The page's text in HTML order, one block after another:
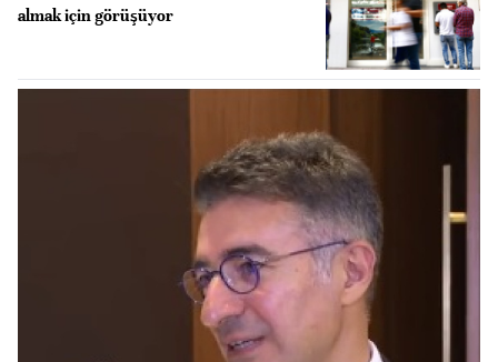
almak için görüşüyor